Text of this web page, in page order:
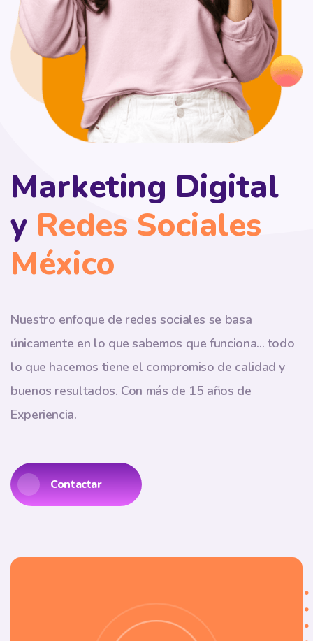
Marketing Digital
y Redes Sociales
México
Nuestro enfoque de redes sociales se basa
únicamente en lo que sabemos que funciona... todo
lo que hacemos tiene el compromiso de calidad y
buenos resultados. Con más de 15 años de
Experiencia.
Contactar